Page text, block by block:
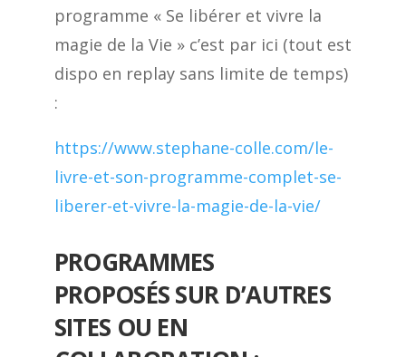
programme « Se libérer et vivre la
magie de la Vie » c’est par ici (tout est
dispo en replay sans limite de temps)
:
https://www.stephane-colle.com/le-
livre-et-son-programme-complet-se-
liberer-et-vivre-la-magie-de-la-vie/
PROGRAMMES
PROPOSÉS SUR D’AUTRES
SITES OU EN